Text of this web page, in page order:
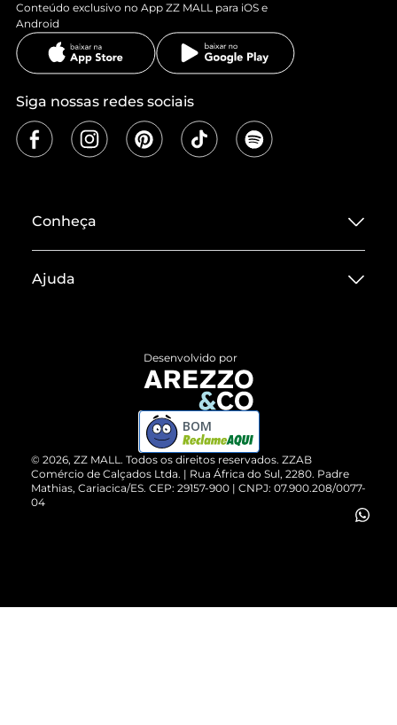
Conteúdo exclusivo no App ZZ MALL para iOS e
Android
Siga nossas redes sociais
Conheça
Termos de Uso
ZZ MALL é confiável
Cartão Presente
Vendas Corporativas
Ajuda
Devolução do Produto
Compre pelo WhatsApp
© 2026, ZZ MALL. Todos os direitos reservados. ZZAB
Comércio de Calçados Ltda. | Rua África do Sul, 2280. Padre
Mathias, Cariacica/ES. CEP: 29157-900 | CNPJ: 07.900.208/0077-
04
Desenvolvido por
BOM